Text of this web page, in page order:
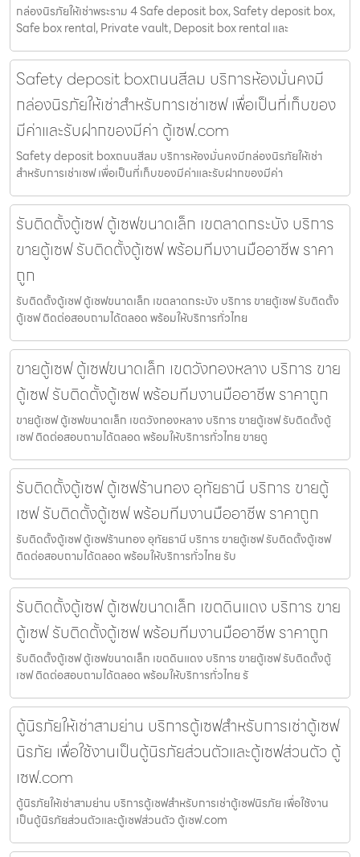
กล่องนิรภัยให้เช่าพระราม 4 Safe deposit box, Safety deposit box,
Safe box rental, Private vault, Deposit box rental และ
Safety deposit boxถนนสีลม บริการห้องมั่นคงมี
กล่องนิรภัยให้เช่าสำหรับการเช่าเซฟ เพื่อเป็นที่เก็บของ
มีค่าและรับฝากของมีค่า ตู้เซฟ.com
Safety deposit boxถนนสีลม บริการห้องมั่นคงมีกล่องนิรภัยให้เช่า
สำหรับการเช่าเซฟ เพื่อเป็นที่เก็บของมีค่าและรับฝากของมีค่า
รับติดตั้งตู้เซฟ ตู้เซฟขนาดเล็ก เขตลาดกระบัง บริการ
ขายตู้เซฟ รับติดตั้งตู้เซฟ พร้อมทีมงานมืออาชีพ ราคา
ถูก
รับติดตั้งตู้เซฟ ตู้เซฟขนาดเล็ก เขตลาดกระบัง บริการ ขายตู้เซฟ รับติดตั้ง
ตู้เซฟ ติดต่อสอบถามได้ตลอด พร้อมให้บริการทั่วไทย
ขายตู้เซฟ ตู้เซฟขนาดเล็ก เขตวังทองหลาง บริการ ขาย
ตู้เซฟ รับติดตั้งตู้เซฟ พร้อมทีมงานมืออาชีพ ราคาถูก
ขายตู้เซฟ ตู้เซฟขนาดเล็ก เขตวังทองหลาง บริการ ขายตู้เซฟ รับติดตั้งตู้
เซฟ ติดต่อสอบถามได้ตลอด พร้อมให้บริการทั่วไทย ขายตู
รับติดตั้งตู้เซฟ ตู้เซฟร้านทอง อุทัยธานี บริการ ขายตู้
เซฟ รับติดตั้งตู้เซฟ พร้อมทีมงานมืออาชีพ ราคาถูก
รับติดตั้งตู้เซฟ ตู้เซฟร้านทอง อุทัยธานี บริการ ขายตู้เซฟ รับติดตั้งตู้เซฟ
ติดต่อสอบถามได้ตลอด พร้อมให้บริการทั่วไทย รับ
รับติดตั้งตู้เซฟ ตู้เซฟขนาดเล็ก เขตดินแดง บริการ ขาย
ตู้เซฟ รับติดตั้งตู้เซฟ พร้อมทีมงานมืออาชีพ ราคาถูก
รับติดตั้งตู้เซฟ ตู้เซฟขนาดเล็ก เขตดินแดง บริการ ขายตู้เซฟ รับติดตั้งตู้
เซฟ ติดต่อสอบถามได้ตลอด พร้อมให้บริการทั่วไทย รั
ตู้นิรภัยให้เช่าสามย่าน บริการตู้เซฟสำหรับการเช่าตู้เซฟ
นิรภัย เพื่อใช้งานเป็นตู้นิรภัยส่วนตัวและตู้เซฟส่วนตัว ตู้
เซฟ.com
ตู้นิรภัยให้เช่าสามย่าน บริการตู้เซฟสำหรับการเช่าตู้เซฟนิรภัย เพื่อใช้งาน
เป็นตู้นิรภัยส่วนตัวและตู้เซฟส่วนตัว ตู้เซฟ.com